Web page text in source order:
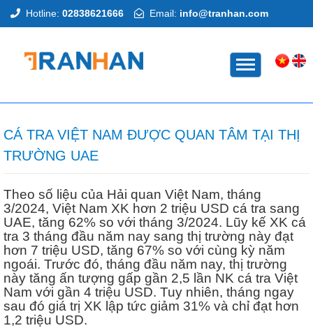
Hotline: 02838621666 Email: info@tranhan.com
TRANG CHỦ
CÁ TRA VIỆT NAM ĐƯỢC QUAN TÂM TẠI THỊ
TRƯỜNG UAE
Theo số liệu của Hải quan Việt Nam, tháng
3/2024, Việt Nam XK hơn 2 triệu USD cá tra sang
UAE, tăng 62% so với tháng 3/2024. Lũy kế XK cá
tra 3 tháng đầu năm nay sang thị trường này đạt
hơn 7 triệu USD, tăng 67% so với cùng kỳ năm
ngoái. Trước đó, tháng đầu năm nay, thị trường
này tăng ấn tượng gấp gần 2,5 lần NK cá tra Việt
Nam với gần 4 triệu USD. Tuy nhiên, tháng ngay
sau đó giá trị XK lập tức giảm 31% và chỉ đạt hơn
1,2 triệu USD.